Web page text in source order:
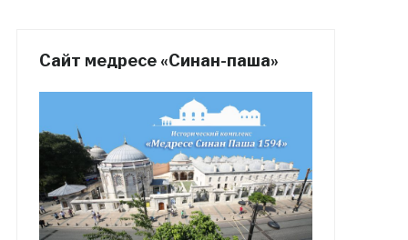
Сайт медресе «Синан-паша»